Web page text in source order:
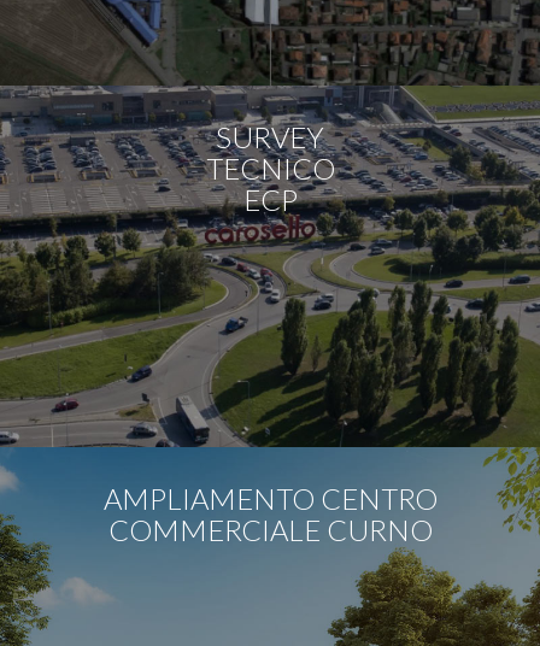
SURVEY
TECNICO
ECP
AMPLIAMENTO CENTRO
COMMERCIALE CURNO